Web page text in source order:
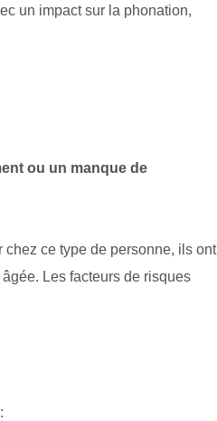
un impact sur la phonation,
ou un manque de
ce type de personne, ils ont
Les facteurs de risques